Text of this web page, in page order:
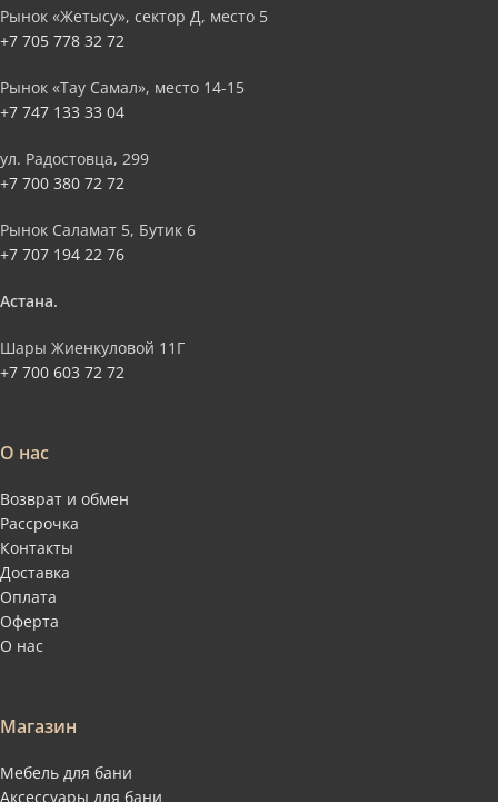
Рынок «Жетысу», сектор Д, место 5
+7 705 778 32 72
Рынок «Тау Самал», место 14-15
+7 747 133 33 04
ул. Радостовца, 299
+7 700 380 72 72
Рынок Саламат 5, Бутик 6
+7 707 194 22 76
Астана.
Шары Жиенкуловой 11Г
+7 700 603 72 72
О нас
Возврат и обмен
Рассрочка
Контакты
Доставка
Оплата
Оферта
О нас
Магазин
Мебель для бани
Аксессуары для бани